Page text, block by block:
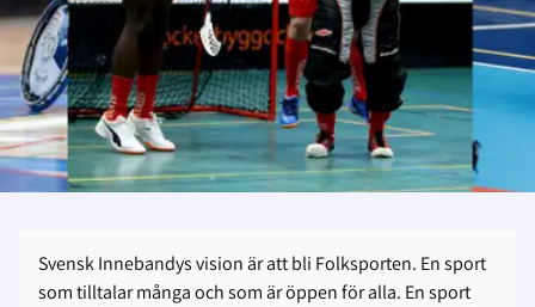
Svensk Innebandys vision är att bli Folksporten. En sport
som tilltalar många och som är öppen för alla. En sport